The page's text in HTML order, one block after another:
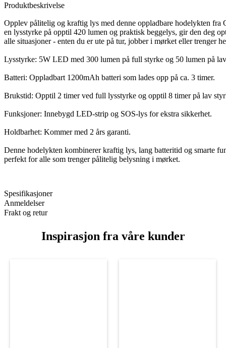
Produktbeskrivelse
Opplev pålitelig og kraftig lys med denne oppladbare hodelykten fra
en lysstyrke på opptil 420 lumen og praktisk beggelys, gir den deg
alle situasjoner - enten du er ute på tur, jobber i mørket eller trenger
Lysstyrke: 5W LED med 300 lumen på full styrke og 50 lumen på
Batteri: Oppladbart 1200mAh batteri som lades opp på ca. 3 timer.
Brukstid: Opptil 2 timer ved full lysstyrke og opptil 8 timer på lav
Funksjoner: Innebygd LED-strip og SOS-lys for ekstra sikkerhet.
Holdbarhet: Kommer med 2 års garanti.
Denne hodelykten kombinerer kraftig lys, lang batteritid og smarte
perfekt for alle som trenger pålitelig belysning i mørket.
Spesifikasjoner
Anmeldelser
Frakt og retur
Inspirasjon fra våre kunder